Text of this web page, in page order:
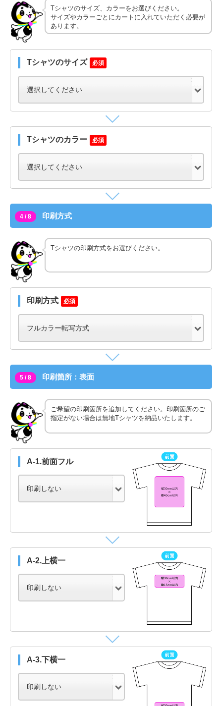
Tシャツのサイズ、カラーをお選びください。
サイズやカラーごとにカートに入れていただく必要が
あります。
Tシャツのサイズ 必須
Tシャツのカラー 必須
4 / 8 印刷方式
Tシャツの印刷方式をお選びください。
印刷方式 必須
5 / 8 印刷箇所：表面
ご希望の印刷箇所を追加してください。印刷箇所のご
指定がない場合は無地Tシャツを納品いたします。
A-1.前面フル
A-2.上横一
A-3.下横一